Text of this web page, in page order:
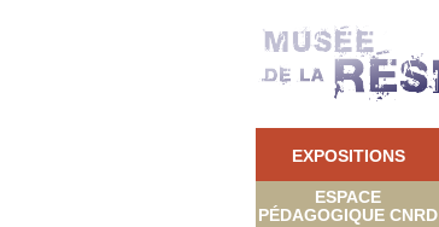
EXPOSITIONS
ESPACE
PÉDAGOGIQUE CNRD